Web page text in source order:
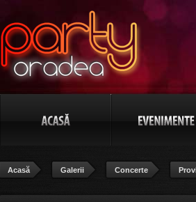
Acasă Galerii Concerte